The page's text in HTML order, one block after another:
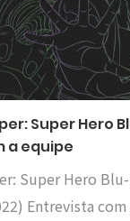
Super Hero
a equipe
Super Hero
Entrevista